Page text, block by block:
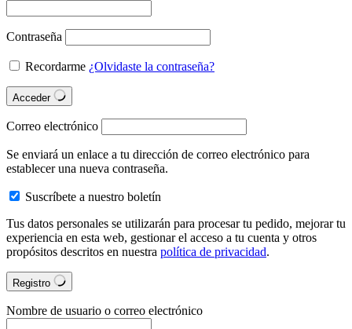
Contraseña
Recordarme ¿Olvidaste la contraseña?
Acceder
Correo electrónico
Se enviará un enlace a tu dirección de correo electrónico para
establecer una nueva contraseña.
Suscríbete a nuestro boletín
Tus datos personales se utilizarán para procesar tu pedido, mejorar tu
experiencia en esta web, gestionar el acceso a tu cuenta y otros
propósitos descritos en nuestra política de privacidad.
Registro
Nombre de usuario o correo electrónico